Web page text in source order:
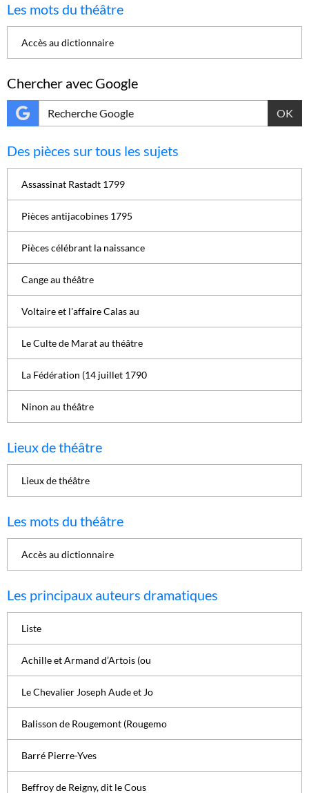
Les mots du théâtre
Accès au dictionnaire
Chercher avec Google
OK
Des pièces sur tous les sujets
Assassinat Rastadt 1799
Pièces antijacobines 1795
Pièces célébrant la naissance
Cange au théâtre
Voltaire et l'affaire Calas au
Le Culte de Marat au théâtre
La Fédération (14 juillet 1790
Ninon au théâtre
Lieux de théâtre
Lieux de théâtre
Les mots du théâtre
Accès au dictionnaire
Les principaux auteurs dramatiques
Liste
Achille et Armand d’Artois (ou
Le Chevalier Joseph Aude et Jo
Balisson de Rougemont (Rougemo
Barré Pierre-Yves
Beffroy de Reigny, dit le Cous